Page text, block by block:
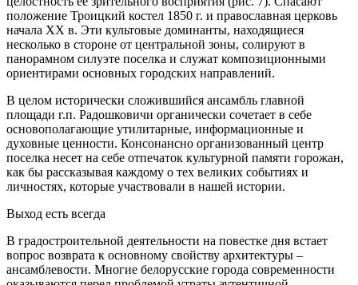
положение Троицкий костел 1850 г. и православная церковь
начала XX в. Эти культовые доминанты, находящиеся
несколько в стороне от центральной зоны, солируют в
панорамном силуэте поселка и служат композиционными
ориентирами основных городских направлений.
В целом исторически сложившийся ансамбль главной
площади г.п. Радошковичи органически сочетает в себе
основополагающие утилитарные, информационные и
духовные ценности. Консонансно организованный центр
поселка несет на себе отпечаток культурной памяти горожан,
как бы рассказывая каждому о тех великих событиях и
личностях, которые участвовали в нашей истории.
Выход есть всегда
В градостроительной деятельности на повестке дня встает
вопрос возврата к основному свойству архитектуры –
ансамблевости. Многие белорусские города современности